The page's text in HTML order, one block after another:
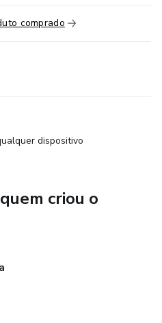
comprado
dispositivo
criou o